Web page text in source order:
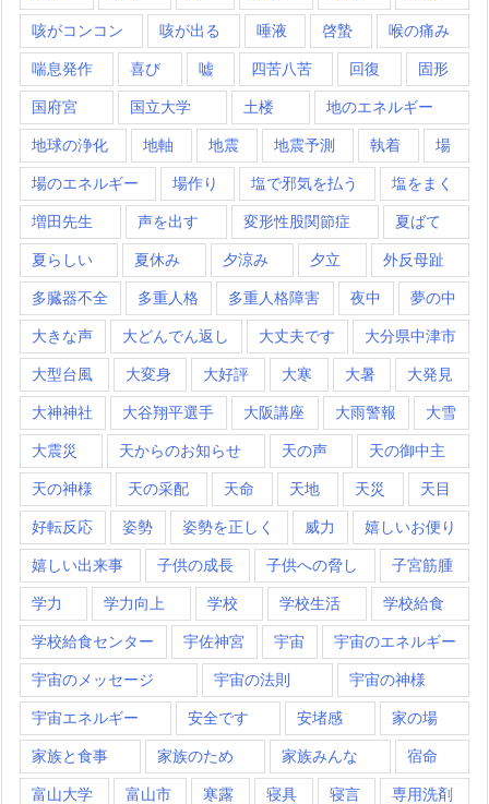
咳がコンコン 咳が出る 唾液 啓蟄 喉の痛み
喘息発作 喜び 嘘 四苦八苦 回復 固形
国府宮 国立大学 土楼 地のエネルギー
地球の浄化 地軸 地震 地震予測 執着 場
場のエネルギー 場作り 塩で邪気を払う 塩をまく
増田先生 声を出す 変形性股関節症 夏ばて
夏らしい 夏休み 夕涼み 夕立 外反母趾
多臓器不全 多重人格 多重人格障害 夜中 夢の中
大きな声 大どんでん返し 大丈夫です 大分県中津市
大型台風 大変身 大好評 大寒 大暑 大発見
大神神社 大谷翔平選手 大阪講座 大雨警報 大雪
大震災 天からのお知らせ 天の声 天の御中主
天の神様 天の采配 天命 天地 天災 天目
好転反応 姿勢 姿勢を正しく 威力 嬉しいお便り
嬉しい出来事 子供の成長 子供への脅し 子宮筋腫
学力 学力向上 学校 学校生活 学校給食
学校給食センター 宇佐神宮 宇宙 宇宙のエネルギー
宇宙のメッセージ 宇宙の法則 宇宙の神様
宇宙エネルギー 安全です 安堵感 家の場
家族と食事 家族のため 家族みんな 宿命
富山大学 富山市 寒露 寝具 寝言 専用洗剤